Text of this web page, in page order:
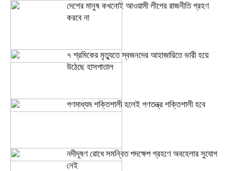
দেশের মানুষ কখনোই আওয়ামী লীগের রাজনীতি গ্রহণ
করবে না
৭ শ্রমিকের মৃত্যুতে স্বজনদের আহাজারিতে ভারী হয়ে
উঠেছে হাসপাতাল
গণমাধ্যম শক্তিশালী হলেই গণতন্ত্র শক্তিশালী হবে
নদীদূষণ রোধে সমন্বিত পদক্ষেপ গ্রহণে অবহেলার সুযোগ
নেই